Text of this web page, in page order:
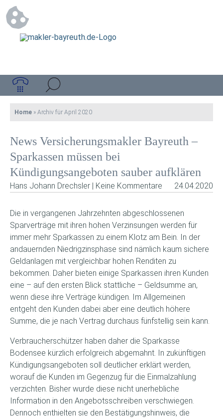
Home » Archiv für April 2020
News Versicherungsmakler Bayreuth –
Sparkassen müssen bei
Kündigungsangeboten sauber aufklären
Hans Johann Drechsler | Keine Kommentare 24.04.2020
Die in vergangenen Jahrzehnten abgeschlossenen
Sparverträge mit ihren hohen Verzinsungen werden für
immer mehr Sparkassen zu einem Klotz am Bein. In der
andauernden Niedrigzinsphase sind nämlich kaum sichere
Geldanlagen mit vergleichbar hohen Renditen zu
bekommen. Daher bieten einige Sparkassen ihren Kunden
eine – auf den ersten Blick stattliche – Geldsumme an,
wenn diese ihre Verträge kündigen. Im Allgemeinen
entgeht den Kunden dabei aber eine deutlich höhere
Summe, die je nach Vertrag durchaus fünfstellig sein kann.
Verbraucherschützer haben daher die Sparkasse
Bodensee kürzlich erfolgreich abgemahnt. In zukünftigen
Kündigungsangeboten soll deutlicher erklärt werden,
worauf die Kunden im Gegenzug für die Einmalzahlung
verzichten. Bisher wurde diese nicht unerhebliche
Information in den Angebotsschreiben verschwiegen.
Dennoch enthielten sie den Bestätigungshinweis, die